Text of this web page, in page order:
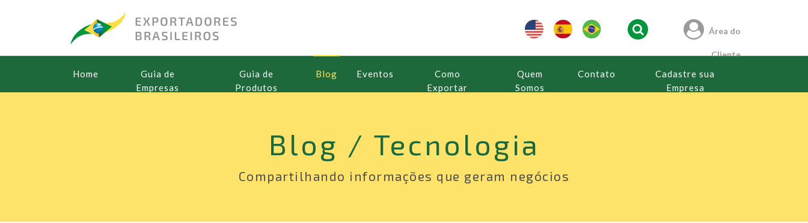
Área do
Cliente
Home
Guia de
Empresas
Guia de
Produtos
Blog Eventos
Como
Exportar
Quem
Somos
Contato
Cadastre sua
Empresa
Blog / Tecnologia
Compartilhando informações que geram negócios